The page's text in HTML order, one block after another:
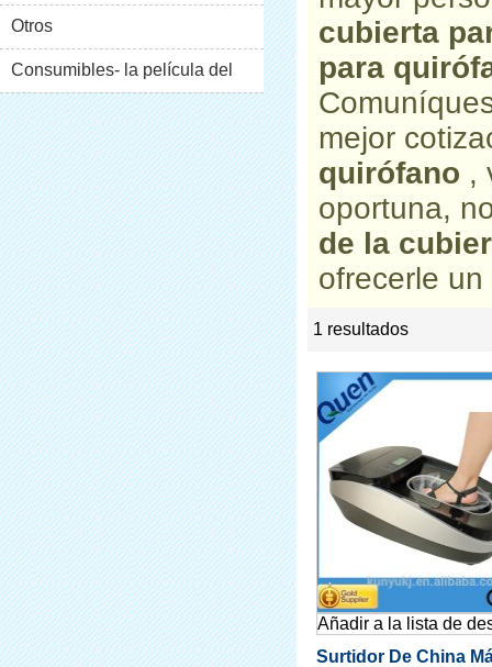
(II)
Otros
Consumibles- la película del
pvc
cubierta
para
mejor
quirófano ,
oportuna,
de la
ofrecerle
1 resultados
Añadir a la lista de
Surtidor De China